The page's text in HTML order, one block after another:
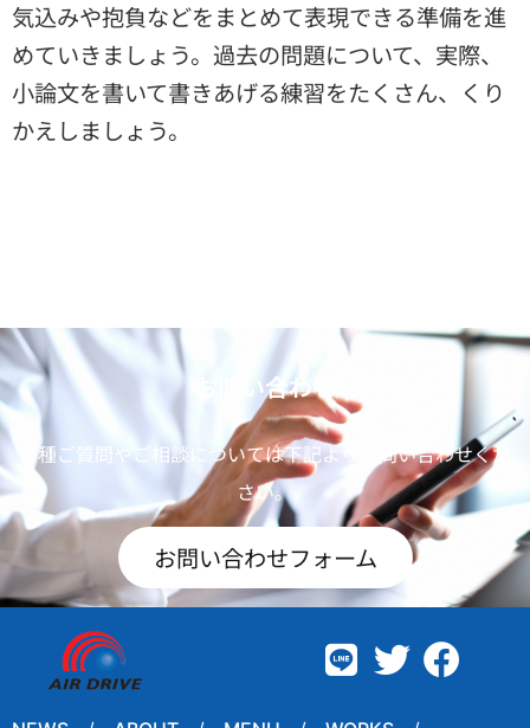
気込みや抱負などをまとめて表現できる準備を進
めていきましょう。過去の問題について、実際、
小論文を書いて書きあげる練習をたくさん、くり
かえしましょう。
お問い合わせ
各種ご質問やご相談については下記よりお問い合わせくだ
さい。
お問い合わせフォーム